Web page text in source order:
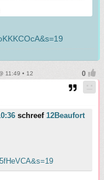
11:49 • 12
schreef 12Beaufort